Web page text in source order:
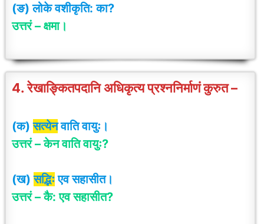
(ङ) लोके वशीकृति: का?
उत्तरं – क्षमा।
4. रेखाङ्कितपदानि अधिकृत्य प्रश्ननिर्माणं कुरुत –
(क)सत्येनवाति वायुः।
उत्तरं – केन वाति वायुः?
(ख)सद्भिःएव सहासीत।
उत्तरं – कै: एव सहासीत?